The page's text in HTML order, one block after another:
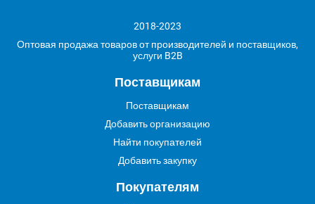
2018-2023
Оптовая продажа товаров от производителей и поставщиков,
услуги B2B
Поставщикам
Поставщикам
Добавить организацию
Найти покупателей
Добавить закупку
Покупателям